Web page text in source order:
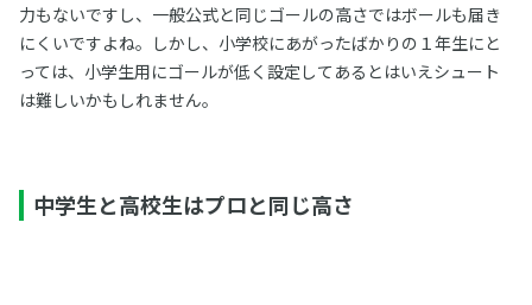
力もないですし、一般公式と同じゴールの高さではボールも届き
にくいですよね。しかし、小学校にあがったばかりの１年生にと
っては、小学生用にゴールが低く設定してあるとはいえシュート
は難しいかもしれません。
中学生と高校生はプロと同じ高さ